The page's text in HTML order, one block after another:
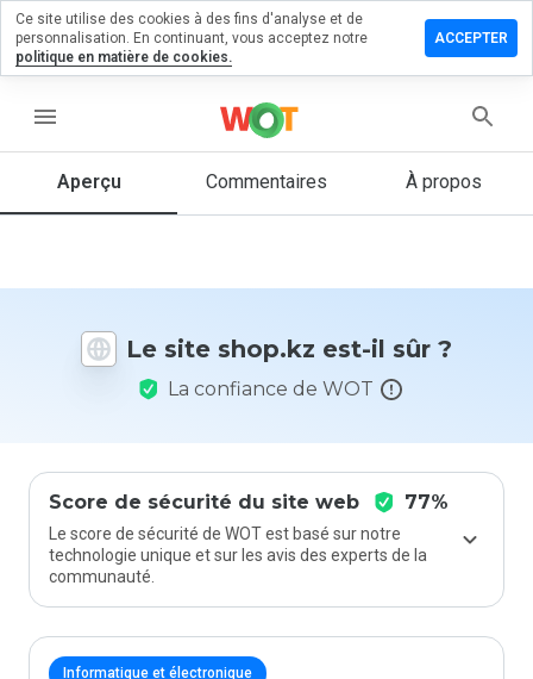
menu
Aperçu Commentaires À propos
Le site shop.kz est-il sûr ?
La confiance de WOT
Score de sécurité du site web 77%
Le score de sécurité de WOT est basé sur notre
technologie unique et sur les avis des experts de la
communauté.
Informatique et électronique
un
Quelle
donneriez-
Ce site utilise des cookies à des fins d'analyse et de
personnalisation. En continuant, vous acceptez notre
politique en matière de cookies.
ACCEPTER